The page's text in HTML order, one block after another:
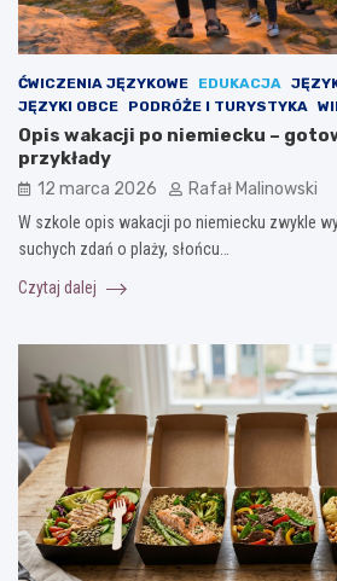
ĆWICZENIA JĘZYKOWE EDUKACJA
JĘZYKI OBCE
PODRÓŻE I TURYSTYKA
Opis wakacji po niemiecku –
przykłady
12 marca 2026 Rafał Malinowski
W szkole opis wakacji po niemiecku zwykle
suchych zdań o plaży, słońcu…
Czytaj dalej